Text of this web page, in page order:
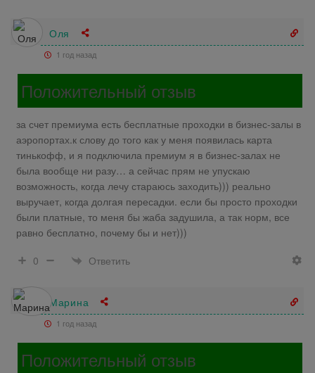
Оля
1 год назад
Положительный отзыв
за счет премиума есть бесплатные проходки в бизнес-залы в
аэропортах.к слову до того как у меня появилась карта
тинькофф, и я подключила премиум я в бизнес-залах не
была вообще ни разу… а сейчас прям не упускаю
возможность, когда лечу стараюсь заходить))) реально
выручает, когда долгая пересадки. если бы просто проходки
были платные, то меня бы жаба задушила, а так норм, все
равно бесплатно, почему бы и нет)))
0
Ответить
Марина
1 год назад
Положительный отзыв